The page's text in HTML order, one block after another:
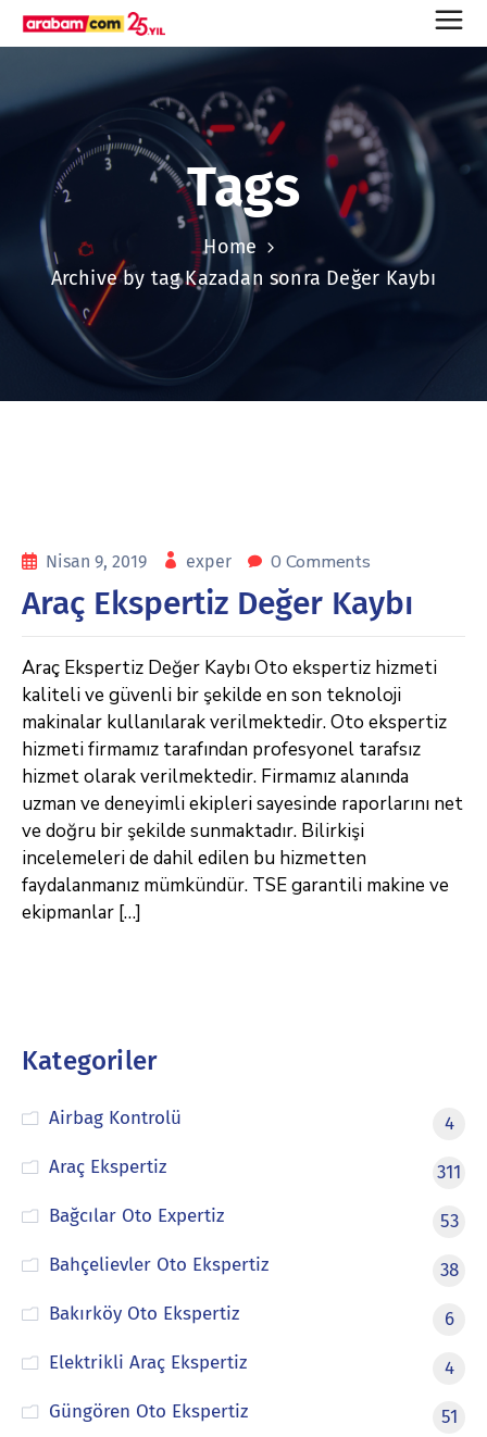
Tags
Home
Archive by tag Kazadan sonra Değer Kaybı
Nisan 9, 2019 exper 0 Comments
Araç Ekspertiz Değer Kaybı
Araç Ekspertiz Değer Kaybı Oto ekspertiz hizmeti
kaliteli ve güvenli bir şekilde en son teknoloji
makinalar kullanılarak verilmektedir. Oto ekspertiz
hizmeti firmamız tarafından profesyonel tarafsız
hizmet olarak verilmektedir. Firmamız alanında
uzman ve deneyimli ekipleri sayesinde raporlarını net
ve doğru bir şekilde sunmaktadır. Bilirkişi
incelemeleri de dahil edilen bu hizmetten
faydalanmanız mümkündür. TSE garantili makine ve
ekipmanlar […]
Kategoriler
Airbag Kontrolü
4
Araç Ekspertiz
311
Bağcılar Oto Expertiz
53
Bahçelievler Oto Ekspertiz
38
Bakırköy Oto Ekspertiz
6
Elektrikli Araç Ekspertiz
4
Güngören Oto Ekspertiz
51